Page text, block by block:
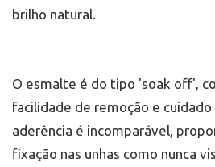
brilho natural.
O esmalte é do tipo 'soak off',
facilidade de remoção e cuidado
aderência é incomparável,
fixação nas unhas como nunca